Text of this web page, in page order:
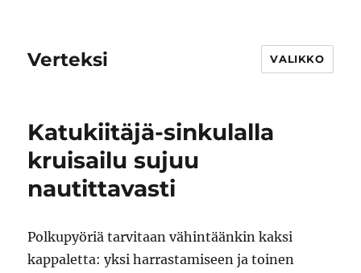
Verteksi VALIKKO
Katukiitäjä-sinkulalla
kruisailu sujuu
nautittavasti
Polkupyöriä tarvitaan vähintäänkin kaksi
kappaletta: yksi harrastamiseen ja toinen